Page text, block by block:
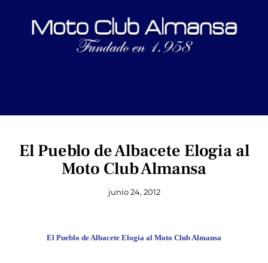
El Pueblo de Albacete Elogia al
Moto Club Almansa
junio 24, 2012
El Pueblo de Albacete Elogia al Moto Club Almansa